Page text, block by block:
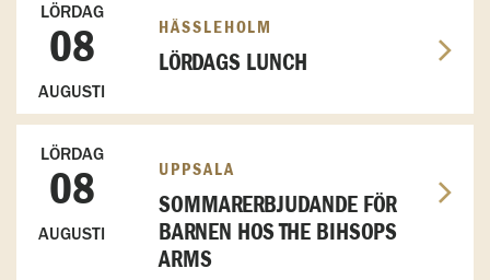
LÖRDAG
08
AUGUSTI
HÄSSLEHOLM
LÖRDAGS LUNCH
LÖRDAG
08
AUGUSTI
UPPSALA
SOMMARERBJUDANDE FÖR
BARNEN HOS THE BIHSOPS
ARMS